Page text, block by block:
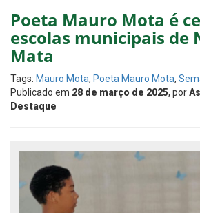
Poeta Mauro Mota é
escolas municipais de
Mata
Tags: Mauro Mota, Poeta Mauro Mota,
Publicado em 28 de março de 2025, por
Destaque